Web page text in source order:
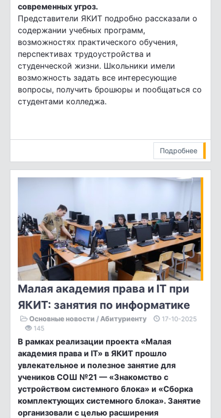
современных угроз.
Представители ЯКИТ подробно рассказали о
содержании учебных программ,
возможностях практического обучения,
перспективах трудоустройства и
студенческой жизни. Школьники имели
возможность задать все интересующие
вопросы, получить брошюры и пообщаться со
студентами колледжа.
Подробнее
Малая академия права и IT при
ЯКИТ: занятия по информатике
Основные новости / Абитуриенту
17-10-2025
145
В рамках реализации проекта «Малая
академия права и IT» в ЯКИТ прошло
увлекательное и полезное занятие для
учеников СОШ №21 — «Знакомство с
устройством системного блока» и «Сборка
комплектующих системного блока». Занятие
организовали с целью расширения